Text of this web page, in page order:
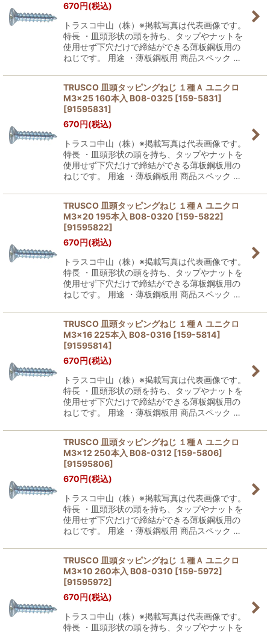
670円(税込)
トラスコ中山（株）※掲載写真は代表画像です。
特長 ・皿頭形状の頭を持ち、タップやナットを
使用せず下穴だけで締結ができる薄板鋼板用の
ねじです。 用途 ・薄板鋼板用 商品スペック …
TRUSCO 皿頭タッピングねじ １種Ａ ユニクロ
M3×25 160本入 B08-0325 [159-5831]
[91595831]
670円(税込)
トラスコ中山（株）※掲載写真は代表画像です。
特長 ・皿頭形状の頭を持ち、タップやナットを
使用せず下穴だけで締結ができる薄板鋼板用の
ねじです。 用途 ・薄板鋼板用 商品スペック …
TRUSCO 皿頭タッピングねじ １種Ａ ユニクロ
M3×20 195本入 B08-0320 [159-5822]
[91595822]
670円(税込)
トラスコ中山（株）※掲載写真は代表画像です。
特長 ・皿頭形状の頭を持ち、タップやナットを
使用せず下穴だけで締結ができる薄板鋼板用の
ねじです。 用途 ・薄板鋼板用 商品スペック …
TRUSCO 皿頭タッピングねじ １種Ａ ユニクロ
M3×16 225本入 B08-0316 [159-5814]
[91595814]
670円(税込)
トラスコ中山（株）※掲載写真は代表画像です。
特長 ・皿頭形状の頭を持ち、タップやナットを
使用せず下穴だけで締結ができる薄板鋼板用の
ねじです。 用途 ・薄板鋼板用 商品スペック …
TRUSCO 皿頭タッピングねじ １種Ａ ユニクロ
M3×12 250本入 B08-0312 [159-5806]
[91595806]
670円(税込)
トラスコ中山（株）※掲載写真は代表画像です。
特長 ・皿頭形状の頭を持ち、タップやナットを
使用せず下穴だけで締結ができる薄板鋼板用の
ねじです。 用途 ・薄板鋼板用 商品スペック …
TRUSCO 皿頭タッピングねじ １種Ａ ユニクロ
M3×10 260本入 B08-0310 [159-5972]
[91595972]
670円(税込)
トラスコ中山（株）※掲載写真は代表画像です。
特長 ・皿頭形状の頭を持ち、タップやナットを